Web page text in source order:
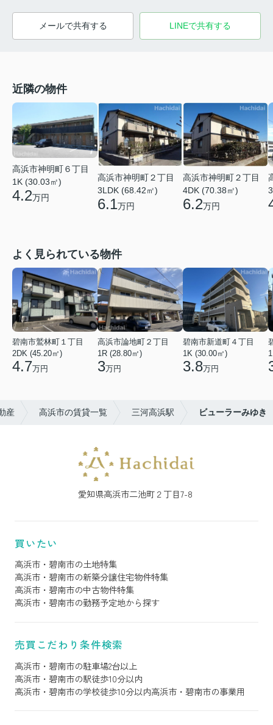
メールで共有する LINEで共有する
近隣の物件
高浜市神明町６丁目
1K (30.03㎡)
4.2万円
高浜市神明町２丁目
3LDK (68.42㎡)
6.1万円
高浜市神明町２丁目
4DK (70.38㎡)
6.2万円
よく見られている物件
碧南市鷲林町１丁目
2DK (45.20㎡)
4.7万円
高浜市論地町２丁目
1R (28.80㎡)
3万円
碧南市新道町４丁目
1K (30.00㎡)
3.8万円
産 高浜市の賃貸一覧 三河高浜駅 ビューラーみゆき
愛知県高浜市二池町２丁目7-8
買いたい
高浜市・碧南市の土地特集
高浜市・碧南市の新築分譲住宅物件特集
高浜市・碧南市の中古物件特集
高浜市・碧南市の勤務予定地から探す
売買こだわり条件検索
高浜市・碧南市の駐車場2台以上
高浜市・碧南市の駅徒歩10分以内
高浜市・碧南市の学校徒歩10分以内高浜市・碧南市の事業用